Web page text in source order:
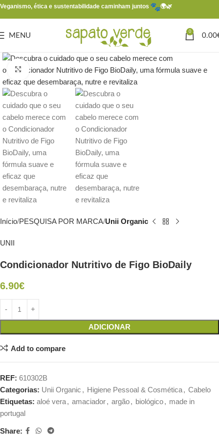
Veganismo, ética e sustentabilidade caminham juntos 🌍🌿
MENU
0
0.00
Click to enlarge
Início PESQUISA POR MARCA Unii Organic
UNII
Condicionador Nutritivo de Figo BioDaily
6.90€
ADICIONAR
Add to compare
REF: 610302B
Categorias: Unii Organic , Higiene Pessoal & Cosmética, Cabelo
Etiquetas: aloé vera, amaciador, argão, biológico, made in
portugal
Share: